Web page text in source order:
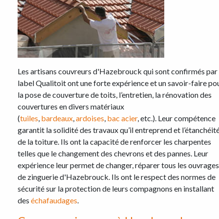
Les artisans couvreurs d'Hazebrouck qui sont confirmés par
label Qualitoit ont une forte expérience et un savoir-faire
la pose de couverture de toits, l’entretien, la rénovation des
couvertures en divers matériaux
(tuiles, bardeaux,ardoises, bac acier, etc.). Leur compétence
garantit la solidité des travaux qu’il entreprend et
de la toiture. Ils ont la capacité de renforcer les charpentes
telles que le changement des chevrons et des pannes. Leur
expérience leur permet de changer, réparer tous les ouvrages
de zinguerie d'Hazebrouck. Ils ont le respect des normes de
sécurité sur la protection de leurs compagnons en installant
des échafaudages.